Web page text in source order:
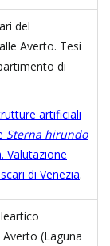
del
Averto. Tesi
di
artificiali
Sterna hirundo
Valutazione
di Venezia.
(Laguna